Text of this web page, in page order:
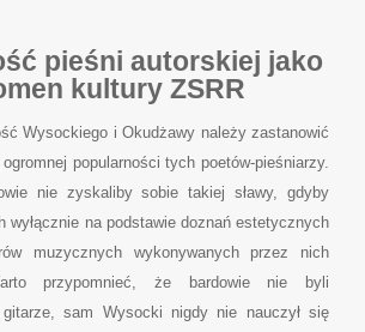
pieśni autorskiej jako
kultury ZSRR
Wysockiego i Okudżawy należy zastanowić
popularności tych poetów-pieśniarzy.
nie zyskaliby sobie takiej sławy, gdyby
wyłącznie na podstawie doznań estetycznych
muzycznych wykonywanych przez nich
przypomnieć, że bardowie nie byli
sam Wysocki nigdy nie nauczył się